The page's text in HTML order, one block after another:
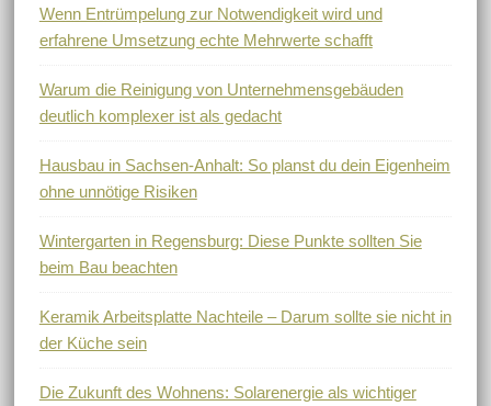
Wenn Entrümpelung zur Notwendigkeit wird und
erfahrene Umsetzung echte Mehrwerte schafft
Warum die Reinigung von Unternehmensgebäuden
deutlich komplexer ist als gedacht
Hausbau in Sachsen-Anhalt: So planst du dein Eigenheim
ohne unnötige Risiken
Wintergarten in Regensburg: Diese Punkte sollten Sie
beim Bau beachten
Keramik Arbeitsplatte Nachteile – Darum sollte sie nicht in
der Küche sein
Die Zukunft des Wohnens: Solarenergie als wichtiger